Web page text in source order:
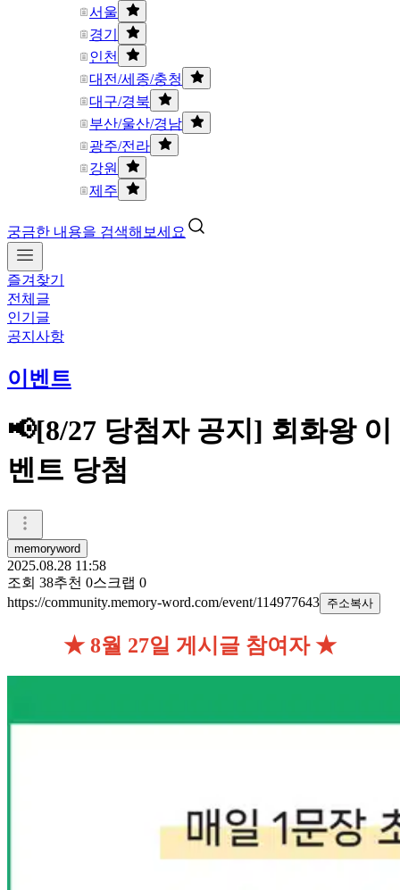
서울
경기
인천
대전/세종/충청
대구/경북
부산/울산/경남
광주/전라
강원
제주
궁금한 내용을 검색해보세요
즐겨찾기
전체글
인기글
공지사항
이벤트
📢[8/27 당첨자 공지] 회화왕 이
벤트 당첨
memoryword
2025.08.28 11:58
조회 38추천 0스크랩 0
https://community.memory-word.com/event/114977643 주소복사
★ 8월 27일 게시글 참여자 ★